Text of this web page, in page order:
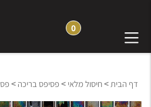
0
דף הבית>חיסול מלאי >פסיפס בריכה >